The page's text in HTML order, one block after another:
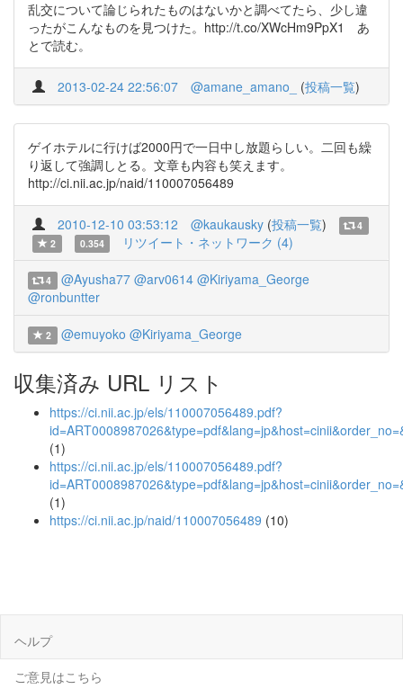
乱交について論じられたものはないかと調べてたら、少し違
ったがこんなものを見つけた。http://t.co/XWcHm9PpX1 あ
とで読む。
2013-02-24 22:56:07 @amane_amano_ (投稿一覧)
ゲイホテルに行けば2000円で一日中し放題らしい。二回も繰
り返して強調しとる。文章も内容も笑えます。
http://ci.nii.ac.jp/naid/110007056489
2010-12-10 03:53:12 @kaukausky (投稿一覧)
4
2
0.354 リツイート・ネットワーク (4)
4 @Ayusha77 @arv0614 @Kiriyama_George
@ronbuntter
2 @emuyoko @Kiriyama_George
収集済み URL リスト
https://ci.nii.ac.jp/els/110007056489.pdf?
(1)
https://ci.nii.ac.jp/els/110007056489.pdf?
(1)
https://ci.nii.ac.jp/naid/110007056489 (10)
ヘルプ
ご意見はこちら